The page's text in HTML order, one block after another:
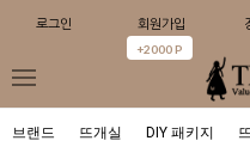
로그인 회원가입
+2000 P
브랜드 뜨개실 DIY 패키지